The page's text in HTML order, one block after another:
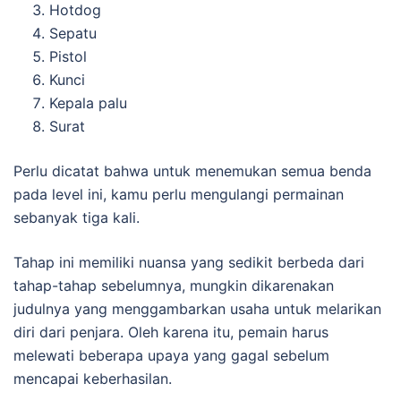
Hotdog
Sepatu
Pistol
Kunci
Kepala palu
Surat
Perlu dicatat bahwa untuk menemukan semua benda
pada level ini, kamu perlu mengulangi permainan
sebanyak tiga kali.
Tahap ini memiliki nuansa yang sedikit berbeda dari
tahap-tahap sebelumnya, mungkin dikarenakan
judulnya yang menggambarkan usaha untuk melarikan
diri dari penjara. Oleh karena itu, pemain harus
melewati beberapa upaya yang gagal sebelum
mencapai keberhasilan.